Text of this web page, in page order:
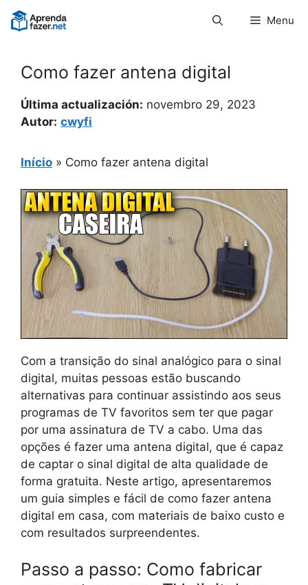
Pular
para
Menu
Como fazer antena digital
Última actualización: novembro 29, 2023
Autor: cwyfi
Início » Como fazer antena digital
Com a transição do sinal analógico para o sinal
digital, muitas pessoas estão buscando
alternativas para continuar assistindo aos seus
programas de TV favoritos sem ter que pagar
por uma assinatura de TV a cabo. Uma das
opções é fazer uma antena digital, que é capaz
de captar o sinal digital de alta qualidade de
forma gratuita. Neste artigo, apresentaremos
um guia simples e fácil de como fazer antena
digital em casa, com materiais de baixo custo e
com resultados surpreendentes.
Passo a passo: Como fabricar